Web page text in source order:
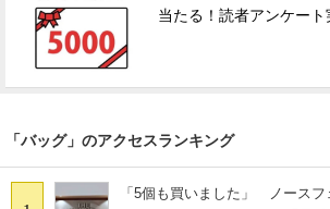
当たる！読者アンケート
「バッグ」のアクセスランキング
「5個も買いました」 ノースフ